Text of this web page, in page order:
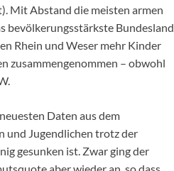
Mit Abstand die meisten armen
bevölkerungsstärkste Bundesland
Rhein und Weser mehr Kinder
zusammengenommen – obwohl
Daten aus dem
und Jugendlichen trotz der
gesunken ist. Zwar ging der